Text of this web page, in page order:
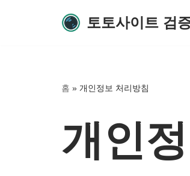
토토사이트 검
홈 » 개인정보 처리방침
개인